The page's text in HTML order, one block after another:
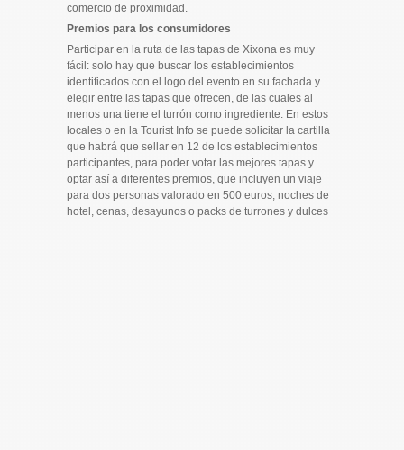
comercio de proximidad.
Premios para los consumidores
Participar en la ruta de las tapas de Xixona es muy
fácil: solo hay que buscar los establecimientos
identificados con el logo del evento en su fachada y
elegir entre las tapas que ofrecen, de las cuales al
menos una tiene el turrón como ingrediente. En estos
locales o en la Tourist Info se puede solicitar la cartilla
que habrá que sellar en 12 de los establecimientos
participantes, para poder votar las mejores tapas y
optar así a diferentes premios, que incluyen un viaje
para dos personas valorado en 500 euros, noches de
hotel, cenas, desayunos o packs de turrones y dulces